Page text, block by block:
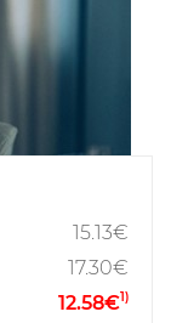
15.13€
17.30€
12.58€1)